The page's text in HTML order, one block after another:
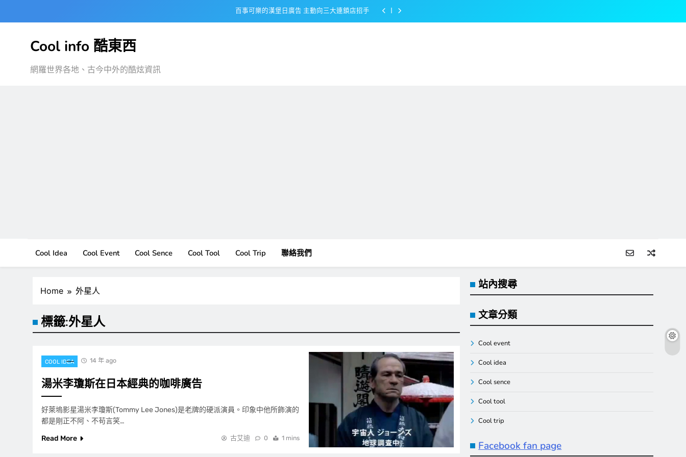
百事可樂的漢堡日廣告 主動向三大連鎖店招手
Cool info 酷東西
網羅世界各地、古今中外的酷炫資訊
Cool Idea Cool Event Cool Sence Cool Tool Cool Trip 聯絡我們
Home 外星人
標籤:外星人
COOL IDEA 14 年 ago
湯米李瓊斯在日本經典的咖啡廣告
好萊塢影星湯米李瓊斯(Tommy Lee Jones)是老牌的硬派演員。印象中他所飾演的
都是剛正不阿、不苟言笑…
Read More
古艾迪 0 1 mins
站內搜尋
文章分類
Cool event
Cool idea
Cool sence
Cool tool
Cool trip
Facebook fan page